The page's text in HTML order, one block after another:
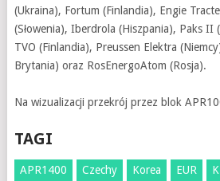
(Ukraina), Fortum (Finlandia), Engie
(Słowenia), Iberdrola (Hiszpania), Paks II
TVO (Finlandia), Preussen Elektra
Brytania) oraz RosEnergoAtom (Rosja).
Na wizualizacji przekrój przez blok
TAGI
APR1400 Czechy Korea EUR